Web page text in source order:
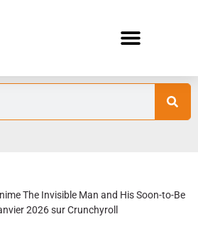
The Invisible Man and His Soon-to-Be
2026 sur Crunchyroll